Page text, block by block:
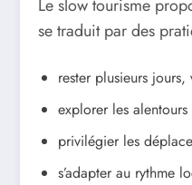
Le slow tourisme
se traduit par des
rester plusieurs
explorer les
privilégier les
s’adapter au rythme